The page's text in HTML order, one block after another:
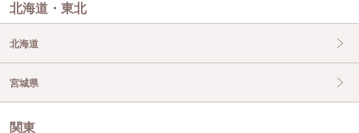
北海道・東北
北海道
宮城県
関東